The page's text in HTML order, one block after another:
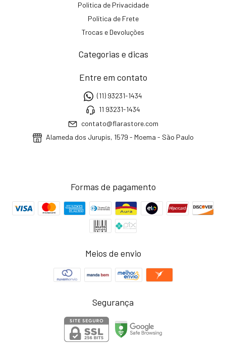
Politica de Privacidade
Política de Frete
Trocas e Devoluções
Categorias e dicas
Entre em contato
(11) 93231-1434
11 93231-1434
contato@flarastore.com
Alameda dos Jurupis, 1579 - Moema - São Paulo
Formas de pagamento
Meios de envio
Segurança